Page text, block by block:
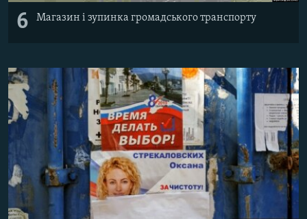
6 Магазин і зупинка громадського транспорту